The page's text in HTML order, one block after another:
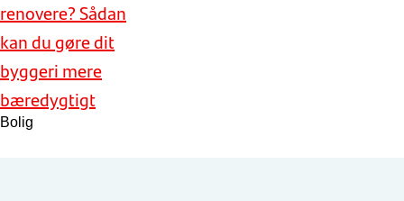
renovere? Sådan
kan du gøre dit
byggeri mere
bæredygtigt
Bolig